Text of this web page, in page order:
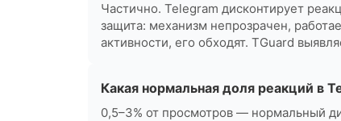
Частично. Telegram дисконтирует
защита: механизм непрозрачен,
активности, его обходят. TGuard
Какая нормальная доля реакций в
0,5–3% от просмотров — нормальный